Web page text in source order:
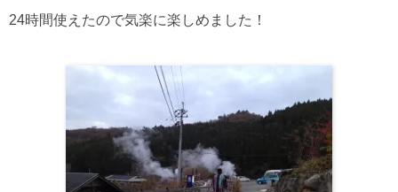
24時間使えたので気楽に楽しめました！